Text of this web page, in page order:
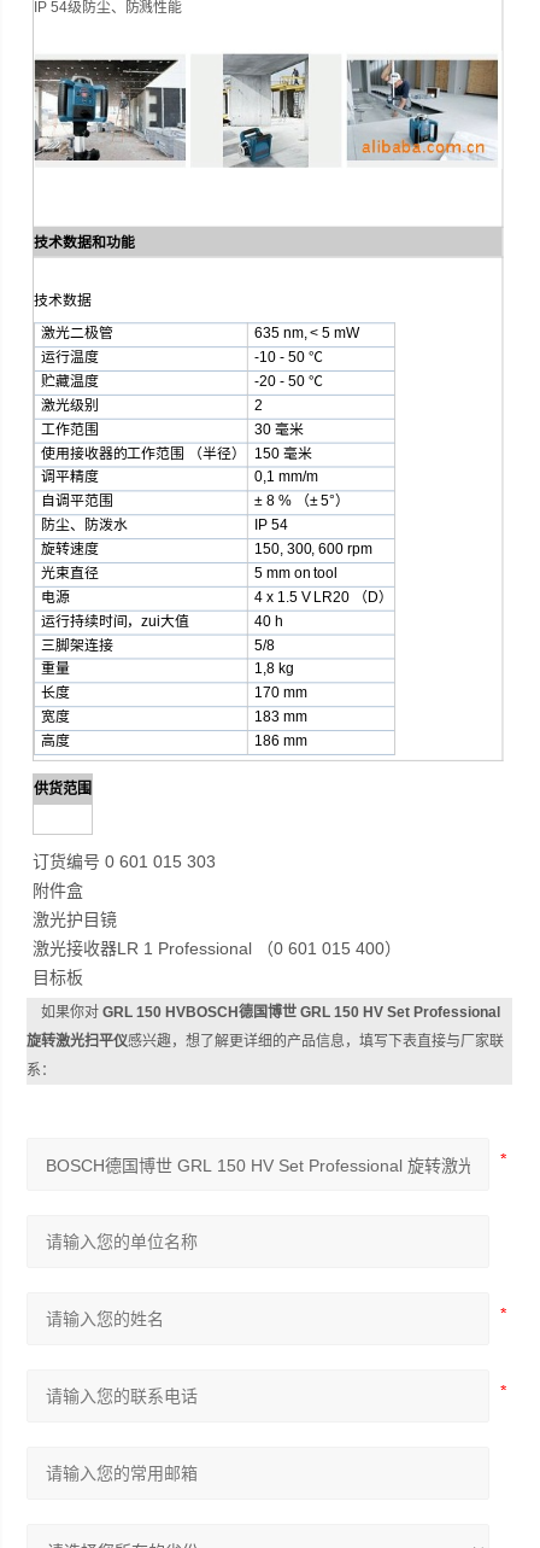
IP 54级防尘、防溅性能
技术数据和功能
技术数据
激光二极管
635 nm, < 5 mW
运行温度
-10 - 50 ℃
贮藏温度
-20 - 50 ℃
激光级别
2
工作范围
30 毫米
使用接收器的工作范围 （半径）
150 毫米
调平精度 0,1 mm/m
自调平范围 ± 8 % （± 5°）
防尘、防泼水
IP 54
旋转速度
150, 300, 600 rpm
光束直径
5 mm on tool
电源
4 x 1.5 V LR20 （D）
运行持续时间，zui大值 40 h
三脚架连接 5/8
重量
1,8 kg
长度
170 mm
宽度
183 mm
高度
186 mm
供货范围
订货编号 0 601 015 303
附件盒
激光护目镜
激光接收器LR 1 Professional （0 601 015 400）
目标板
如果你对GRL 150 HVBOSCH德国博世 GRL 150 HV Set Professional
旋转激光扫平仪感兴趣，想了解更详细的产品信息，填写下表直接与厂家联
系：